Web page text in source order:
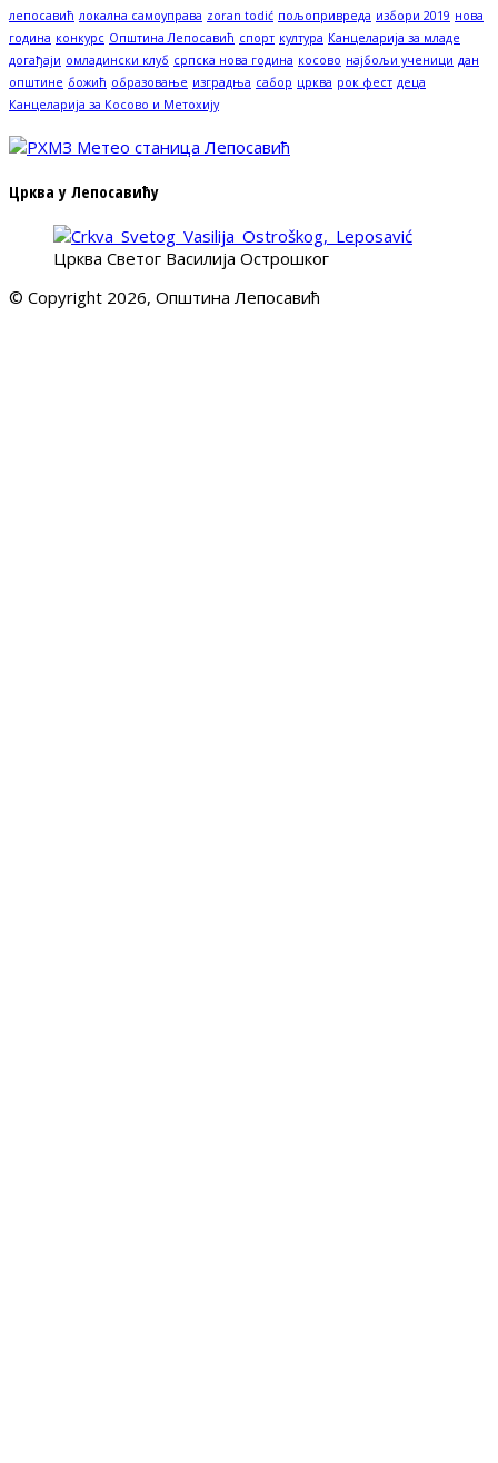
лепосавић локална самоуправа zoran todić пољопривреда избори 2019 нова
година конкурс Општина Лепосавић спорт култура Канцеларија за младе
догађаји омладински клуб српска нова година косово најбољи ученици дан
општине божић образовање изградња сабор црква рок фест деца
Канцеларија за Косово и Метохију
Црква у Лепосавићу
Црква Светог Василија Острошког
© Copyright 2026, Општина Лепосавић